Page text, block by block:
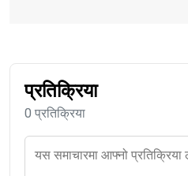
प्रतिक्रिया
0 प्रतिक्रिया